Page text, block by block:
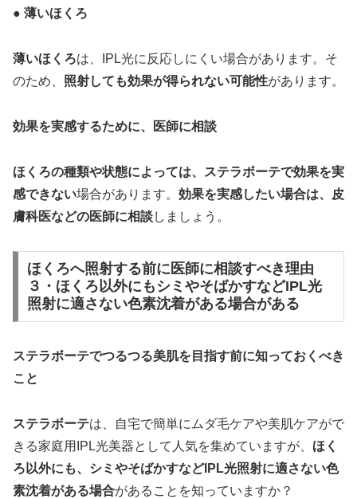
● 薄いほくろ
薄いほくろは、IPL光に反応しにくい場合があります。そ
のため、 照射しても効果が得られない可能性があります。
効果を実感するために、医師に相談
ほくろの種類や状態によっては、ステラボーテで効果を実
感できない場合があります。 効果を実感したい場合は、皮
膚科医などの医師に相談しましょう。
ほくろへ照射する前に医師に相談すべき理由
３・ほくろ以外にもシミやそばかすなどIPL光
照射に適さない色素沈着がある場合がある
ステラボーテでつるつる美肌を目指す前に知っておくべき
こと
ステラボーテは、自宅で簡単にムダ毛ケアや美肌ケアがで
きる家庭用IPL光美器として人気を集めていますが、 ほく
ろ以外にも、シミやそばかすなどIPL光照射に適さない色
素沈着がある場合があることを知っていますか？